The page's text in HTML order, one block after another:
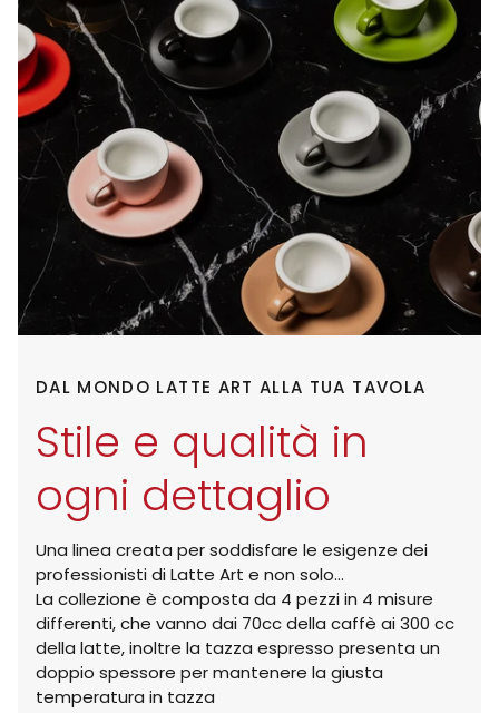
DAL MONDO LATTE ART ALLA TUA TAVOLA
Stile e qualità in
ogni dettaglio
Una linea creata per soddisfare le esigenze dei
professionisti di Latte Art e non solo...
La collezione è composta da 4 pezzi in 4 misure
differenti, che vanno dai 70cc della caffè ai 300 cc
della latte, inoltre la tazza espresso presenta un
doppio spessore per mantenere la giusta
temperatura in tazza